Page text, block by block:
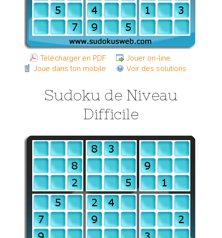
Télécharger en PDF
Jouer on-line
Joue dans ton mobile
Voir des solutions
Sudoku de Niveau
Difficile